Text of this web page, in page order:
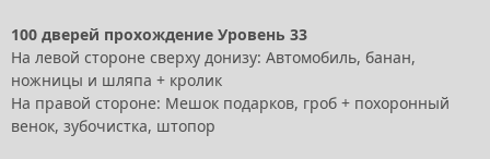
100 дверей прохождение Уровень 33
На левой стороне сверху донизу: Автомобиль, банан,
ножницы и шляпа + кролик
На правой стороне: Мешок подарков, гроб + похоронный
венок, зубочистка, штопор